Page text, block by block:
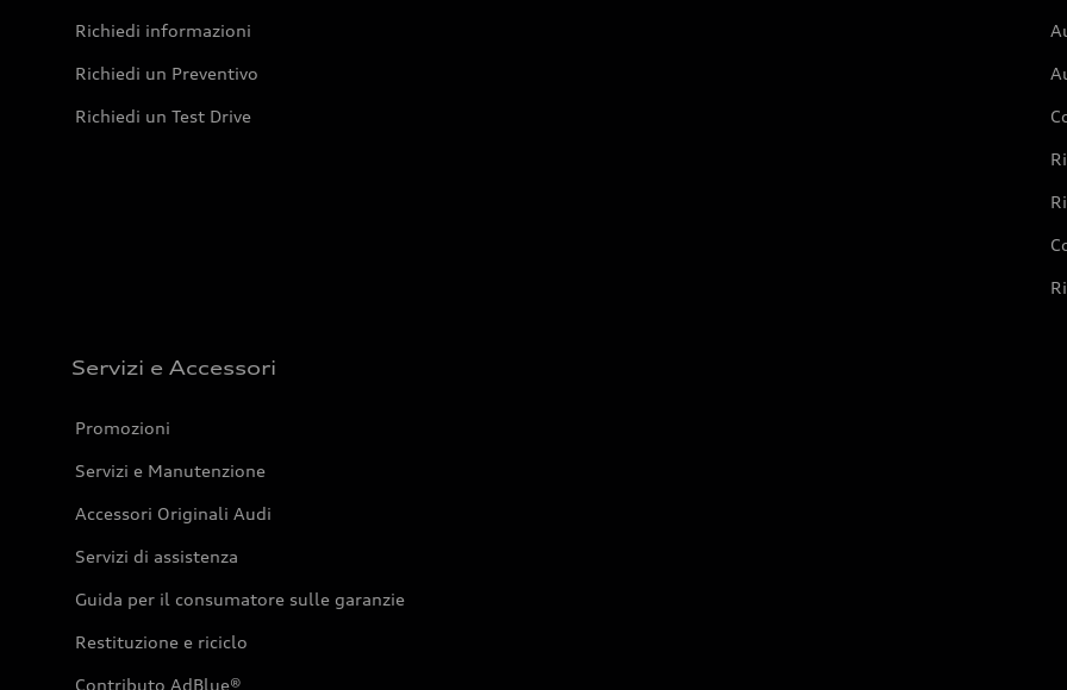
Richiedi informazioni
Richiedi un Preventivo
Richiedi un Test Drive
Servizi e Accessori
Promozioni
Servizi e Manutenzione
Accessori Originali Audi
Servizi di assistenza
Guida per il consumatore sulle garanzie
Restituzione e riciclo
Contributo AdBlue®